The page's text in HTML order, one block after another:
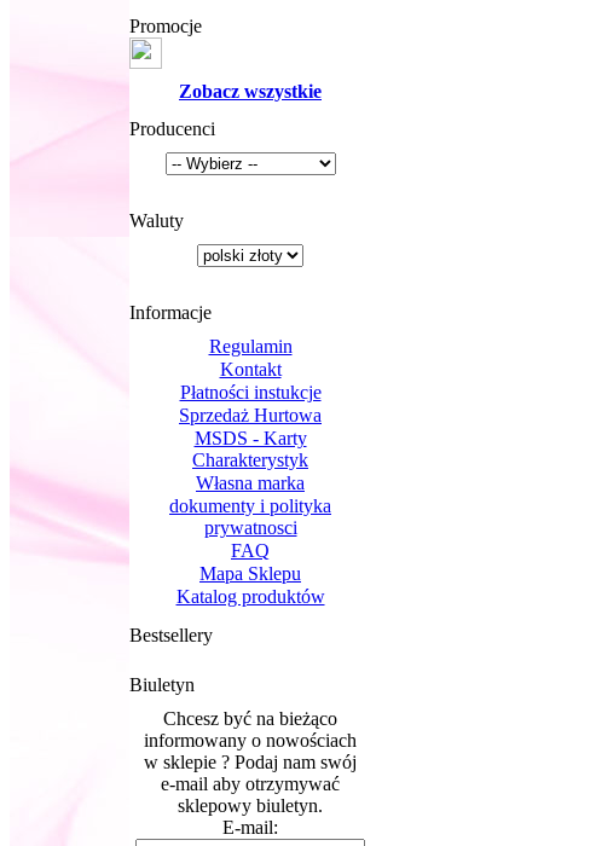
Promocje
Zobacz wszystkie
Producenci
Waluty
Informacje
Regulamin
Kontakt
Płatności instukcje
Sprzedaż Hurtowa
MSDS - Karty
Charakterystyk
Własna marka
dokumenty i polityka
prywatnosci
FAQ
Mapa Sklepu
Katalog produktów
Bestsellery
Biuletyn
Chcesz być na bieżąco
informowany o nowościach
w sklepie ? Podaj nam swój
e-mail aby otrzymywać
sklepowy biuletyn.
E-mail: